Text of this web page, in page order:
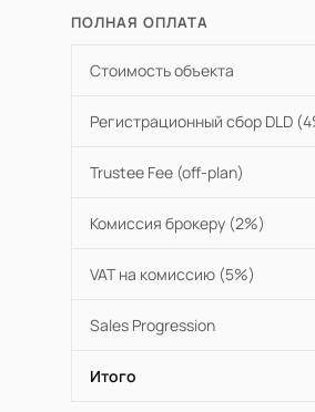
ПОЛНАЯ ОПЛАТА
Стоимость объекта
Регистрационный сбор DLD
Trustee Fee (off-plan)
Комиссия брокеру (2%)
VAT на комиссию (5%)
Sales Progression
Итого